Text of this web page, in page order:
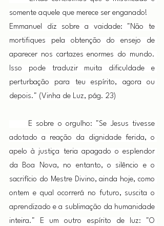
somente aquele que merece ser enganado!
Emmanuel diz sobre a vaidade: "Não te
mortifiques pela obtenção do ensejo de
aparecer nos cartazes enormes do mundo.
Isso pode traduzir muita dificuldade e
perturbação para teu espírito, agora ou
depois." (Vinha de Luz, pág. 23)
E sobre o orgulho: "Se Jesus tivesse
adotado a reação da dignidade ferida, o
apelo à justiça teria apagado o esplendor
da Boa Nova, no entanto, o silêncio e o
sacrifício do Mestre Divino, ainda hoje, como
ontem e qual ocorrerá no futuro, suscita o
aprendizado e a sublimação da humanidade
inteira." E um outro espírito de luz: "O